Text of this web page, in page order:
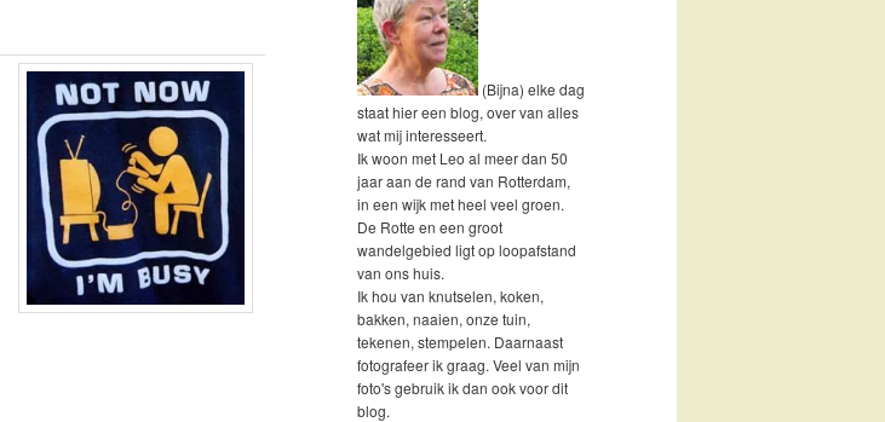
(Bijna) elke dag
staat hier een blog, over van alles
wat mij interesseert.
Ik woon met Leo al meer dan 50
jaar aan de rand van Rotterdam,
in een wijk met heel veel groen.
De Rotte en een groot
wandelgebied ligt op loopafstand
van ons huis.
Ik hou van knutselen, koken,
bakken, naaien, onze tuin,
tekenen, stempelen. Daarnaast
fotografeer ik graag. Veel van mijn
foto's gebruik ik dan ook voor dit
blog.